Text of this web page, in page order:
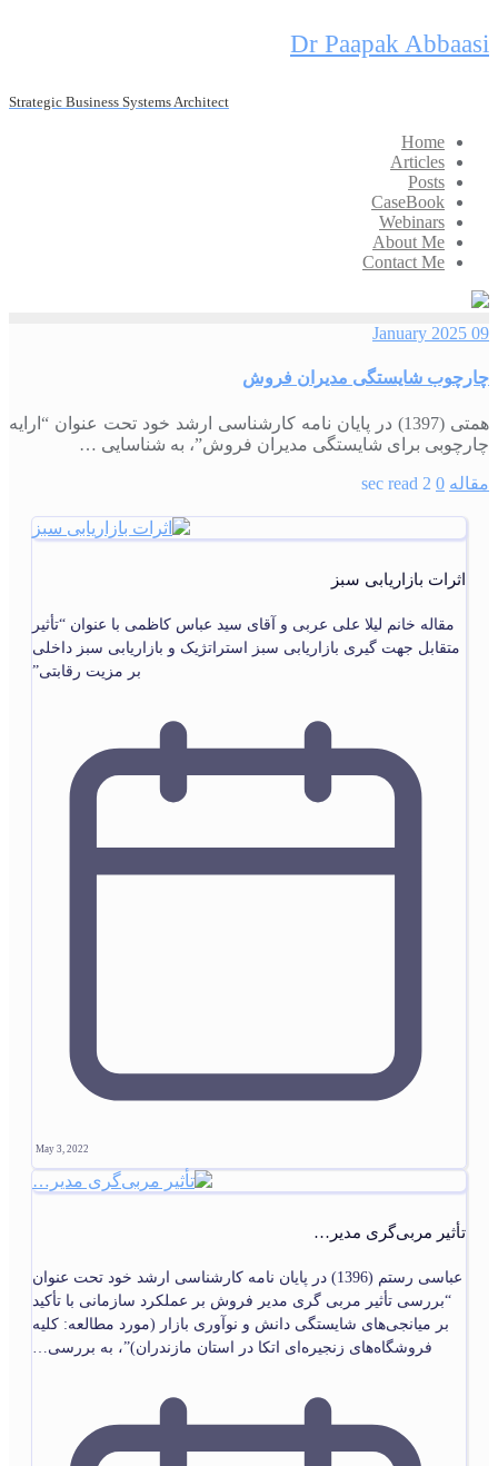
Skip
to
Dr Paapak Abbaasi
Strategic Business Systems Architect
Home
Articles
Posts
CaseBook
Webinars
About Me
Contact Me
09 January 2025
چارچوب شایستگی مدیران فروش
همتی (1397) در پایان‏ نامه کارشناسی ارشد خود تحت عنوان “ارایه
چارچوبی برای شایستگی مدیران فروش”، به شناسایی …
مقاله 0
2 sec read
اثرات بازاریابی سبز
مقاله خانم لیلا علی عربی و آقای سید عباس کاظمی با عنوان “تأثیر
متقابل جهت گیری بازاریابی سبز استراتژیک و بازاریابی سبز داخلی
بر مزیت رقابتی”
May 3, 2022
تأثیر مربی‌گری مدیر…
عباسی رستم (1396) در پایان‏ نامه کارشناسی ارشد خود تحت عنوان
“بررسی تأثیر مربی گری مدیر فروش بر عملکرد سازمانی با تأکید
بر میانجی‌‏های شایستگی دانش و نوآوری بازار (مورد مطالعه: کلیه
فروشگاه‌‏های زنجیره‏‌ای اتکا در استان مازندران)”، به بررسی…